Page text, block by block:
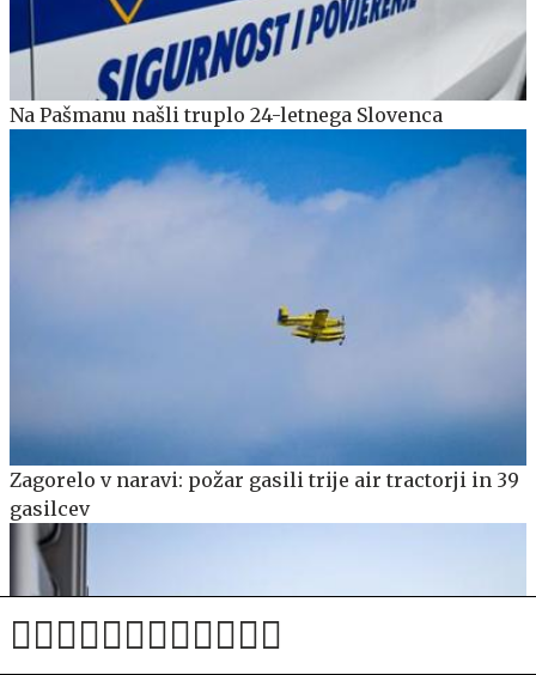
Na Pašmanu našli truplo 24-letnega Slovenca
Zagorelo v naravi: požar gasili trije air tractorji in 39
gasilcev